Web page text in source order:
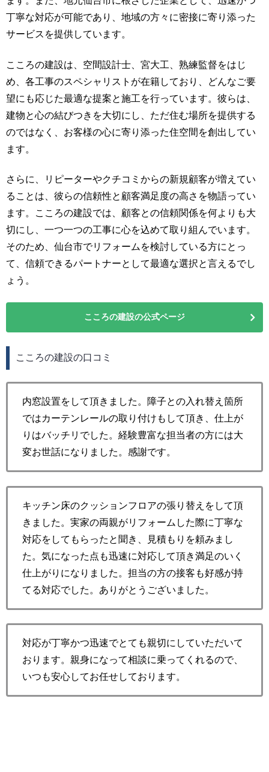
丁寧な対応が可能であり、地域の方々に密接に寄り添った
サービスを提供しています。
こころの建設は、空間設計士、宮大工、熟練監督をはじ
め、各工事のスペシャリストが在籍しており、どんなご要
望にも応じた最適な提案と施工を行っています。彼らは、
建物と心の結びつきを大切にし、ただ住む場所を提供する
のではなく、お客様の心に寄り添った住空間を創出してい
ます。
さらに、リピーターやクチコミからの新規顧客が増えてい
ることは、彼らの信頼性と顧客満足度の高さを物語ってい
ます。こころの建設では、顧客との信頼関係を何よりも大
切にし、一つ一つの工事に心を込めて取り組んでいます。
そのため、仙台市でリフォームを検討している方にとっ
て、信頼できるパートナーとして最適な選択と言えるでし
ょう。
こころの建設の公式ページ
こころの建設の口コミ
内窓設置をして頂きました。障子との入れ替え箇所
ではカーテンレールの取り付けもして頂き、仕上が
りはバッチリでした。経験豊富な担当者の方には大
変お世話になりました。感謝です。
キッチン床のクッションフロアの張り替えをして頂
きました。実家の両親がリフォームした際に丁寧な
対応をしてもらったと聞き、見積もりを頼みまし
た。気になった点も迅速に対応して頂き満足のいく
仕上がりになりました。担当の方の接客も好感が持
てる対応でした。ありがとうございました。
対応が丁寧かつ迅速でとても親切にしていただいて
おります。親身になって相談に乗ってくれるので、
いつも安心してお任せしております。